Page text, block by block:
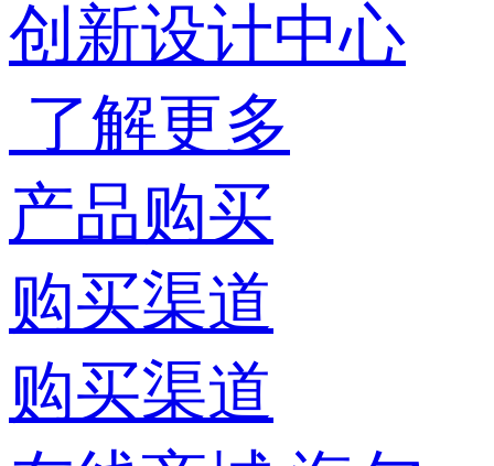
创新设计中心
了解更多
产品购买
购买渠道
购买渠道